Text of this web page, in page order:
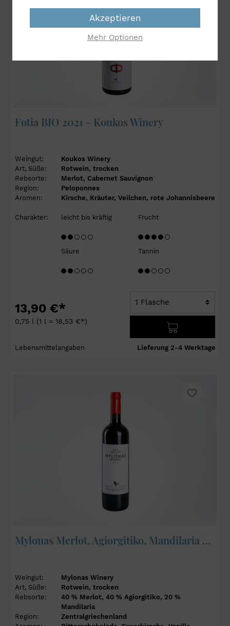
Fotia BIO 2021 - Koukos Winery
Weingut:
Koukos Winery
Art, Süße:
Rotwein, trocken
Rebsorte:
Merlot, Cabernet Sauvignon
Region:
Peloponnes
Aromen:
Kirsche, Kräuter, Veilchen, rote Johannisbeere
Charakter: leicht bis kräftig Frucht
Säure Tannin
13,90 €*
0,75 l (1 l = 18,53 €*)
Lebensmittelangaben Lieferung 2-4 Werktage
Mylonas Merlot, Agiorgitiko, Mandilaria 2023
Weingut:
Mylonas Winery
Art, Süße:
Rotwein, trocken
Rebsorte:
40 % Merlot, 40 % Agiorgitiko, 20 %
Mandilaria
Region:
Zentralgriechenland
Akzeptieren
Mehr Optionen